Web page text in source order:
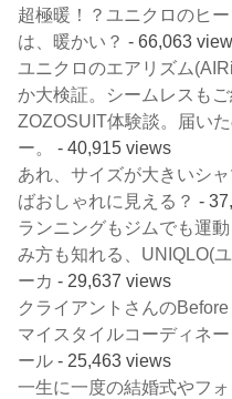
超極暖！？ユニクロのヒ
は、暖かい？ - 66,063
ユニクロのエアリズム
か大検証。シームレスもご
ZOZOSUIT体験談。届い
ー。
- 40,915 views
あれ、サイズが大きいシ
ばおしゃれに見える？ -
ランニングもジムでも運
み方も知れる、UNIQLO(
ーカ - 29,637 views
クライアントさんの
マイスタイルコーディネ
ール - 25,463 views
一生に一度の結婚式やフ